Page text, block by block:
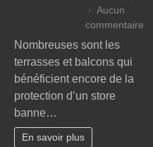
Aucun
commentaire
Nombreuses sont les
terrasses et balcons qui
bénéficient encore de la
protection d’un store
banne…
En savoir plus